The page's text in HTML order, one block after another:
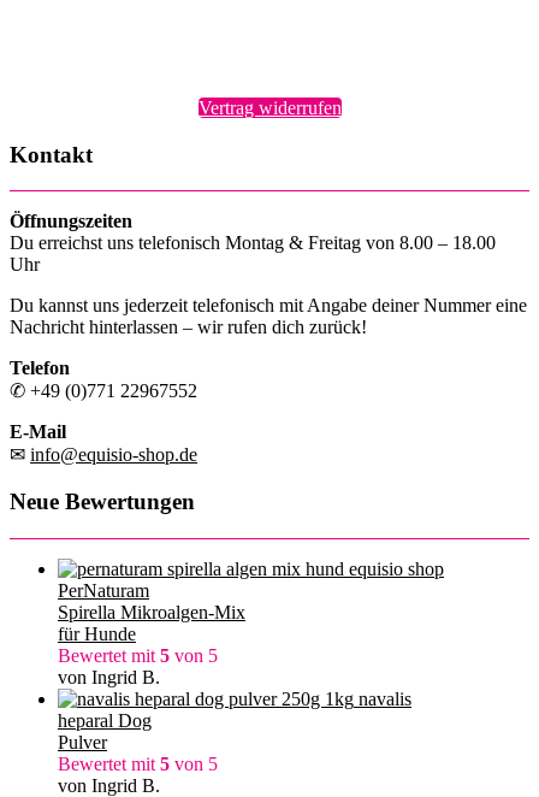
Vertrag widerrufen
Kontakt
Öffnungszeiten
Du erreichst uns telefonisch Montag & Freitag von 8.00 – 18.00
Uhr
Du kannst uns jederzeit telefonisch mit Angabe deiner Nummer eine
Nachricht hinterlassen – wir rufen dich zurück!
Telefon
✆ +49 (0)771 22967552
E-Mail
✉ info@equisio-shop.de
Neue Bewertungen
PerNaturam
Spirella Mikroalgen-Mix
für Hunde
Bewertet mit 5 von 5
von Ingrid B.
navalis
heparal Dog
Pulver
Bewertet mit 5 von 5
von Ingrid B.